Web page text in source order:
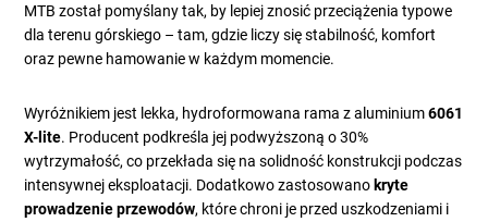
MTB został pomyślany tak, by lepiej znosić przeciążenia typowe
dla terenu górskiego – tam, gdzie liczy się stabilność, komfort
oraz pewne hamowanie w każdym momencie.
Wyróżnikiem jest lekka, hydroformowana rama z aluminium6061
X-lite. Producent podkreśla jej podwyższoną o 30%
wytrzymałość, co przekłada się na solidność konstrukcji podczas
intensywnej eksploatacji. Dodatkowo zastosowano kryte
prowadzenie przewodów, które chroni je przed uszkodzeniami i